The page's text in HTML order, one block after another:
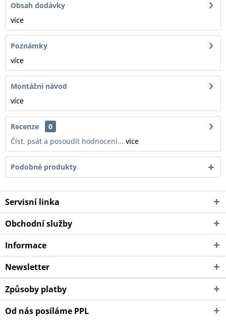
Obsah dodávky
více
Poznámky
více
Montážní návod
více
Recenze
0
Číst, psát a posoudít hodnocení... více
Podobné produkty
Servisní linka
Obchodní služby
Informace
Newsletter
Způsoby platby
Od nás posíláme PPL